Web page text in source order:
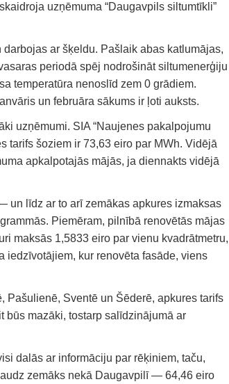
uzņēmuma “Daugavpils siltumtīkli”
ar šķeldu. Pašlaik abas katlumājas,
periodā spēj nodrošināt siltumenerģiju
temperatūra nenoslīd zem 0 grādiem.
un februāra sākums ir ļoti auksts.
uzņēmumi. SIA “Naujenes pakalpojumu
tarifs šoziem ir 73,63 eiro par MWh. Vidējā
apkalpotajās mājās, ja diennakts vidējā
un līdz ar to arī zemākas apkures izmaksas
Piemēram, pilnībā renovētās mājas
maksās 1,5833 eiro par vienu kvadrātmetru,
iedzīvotājiem, kur renovēta fasāde, viens
Pašulienē, Sventē un Šēderē, apkures tarifs
būs mazāki, tostarp salīdzinājumā ar
dalās ar informāciju par rēķiniem, taču,
zemāks nekā Daugavpilī — 64,46 eiro